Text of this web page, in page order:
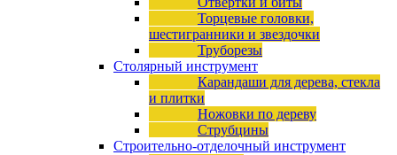
Торцевые головки,
шестигранники и звездочки
Труборезы
Столярный инструмент
Карандаши для дерева, стекла
и плитки
Ножовки по дереву
Струбцины
Строительно-отделочный инструмент